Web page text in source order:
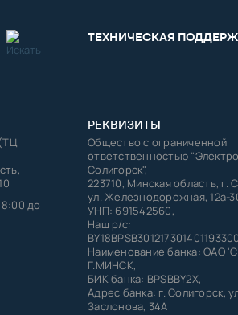
ТЕХНИЧЕСКАЯ
до
РЕКВИЗИТЫ
Общество с ограниченной
ответственностью
Солигорск",
223710, Минская область, г.
ул. Железнодорожная, 12а-
УНП: 691542560,
Наш р/с:
Наименование банка: ОАО
Г.МИНСК,
БИК банка: BPSBBY2X,
Адрес банка: г. Солигорск,
Заслонова, 34А